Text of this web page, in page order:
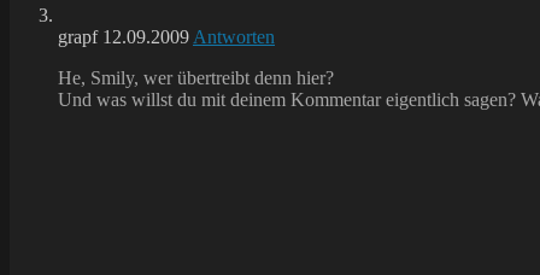
grapf 12.09.2009 Antworten
He, Smily, wer übertreibt denn hier?
Und was willst du mit deinem Kommentar eigentlich sagen?